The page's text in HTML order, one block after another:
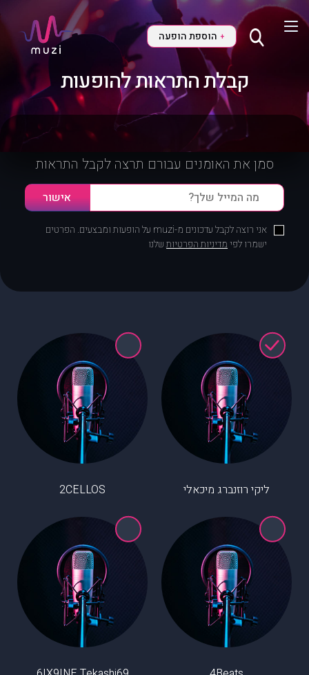
+ הוספת הופעה
קבלת התראות להופעות
סמן את האומנים עבורם תרצה לקבל התראות
אני רוצה לקבל עדכונים מ-muzi על הופעות ומבצעים. הפרטים
ישמרו לפימדיניות הפרטיותשלנו
ליקי רוזנברג מיכאלי 2CELLOS